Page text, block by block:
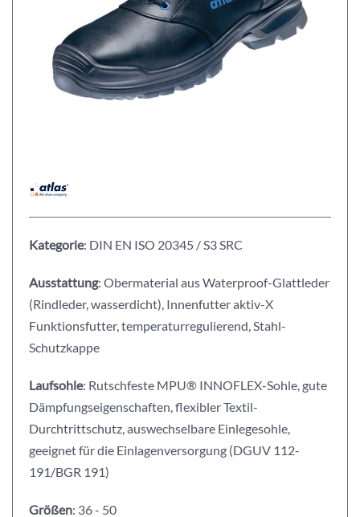
Kategorie: DIN EN ISO 20345 / S3 SRC
Ausstattung: Obermaterial aus Waterproof-Glattleder
(Rindleder, wasserdicht), Innenfutter aktiv-X
Funktionsfutter, temperaturregulierend, Stahl-
Schutzkappe
Laufsohle: Rutschfeste MPU® INNOFLEX-Sohle, gute
Dämpfungseigenschaften, flexibler Textil-
Durchtrittschutz, auswechselbare Einlegesohle,
geeignet für die Einlagenversorgung (DGUV 112-
191/BGR 191)
Größen: 36 - 50